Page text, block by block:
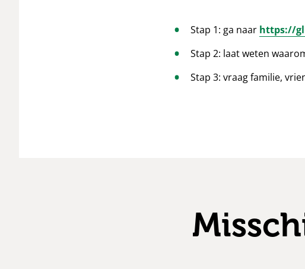
Stap 1: ga naar https://
Stap 2: laat weten
Stap 3: vraag familie,